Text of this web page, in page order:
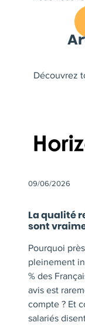
Découvrez
09/06/2026
La qualité
sont
Pourquoi
pleinement
% des
avis est
compte ? Et
salariés